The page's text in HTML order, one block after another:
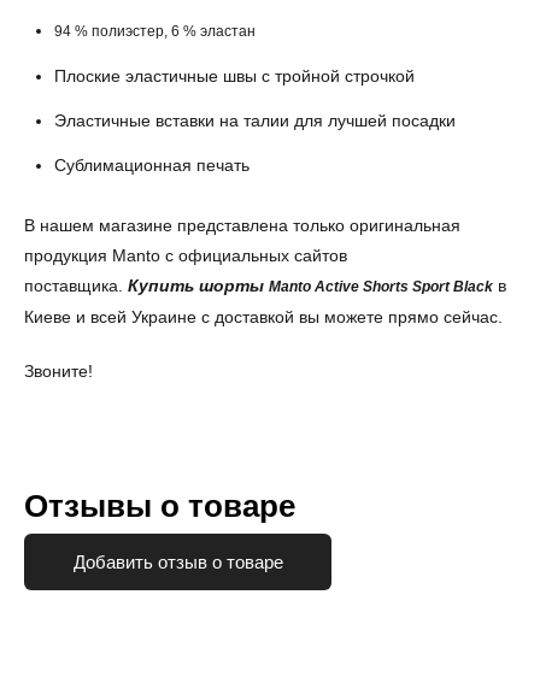
94 % полиэстер, 6 % эластан
Плоские эластичные швы с тройной строчкой
Эластичные вставки на талии для лучшей посадки
Сублимационная печать
В нашем магазине представлена только оригинальная
продукция Manto с официальных сайтов
поставщика. Купить шорты Manto Active Shorts Sport Black в
Киеве и всей Украине с доставкой вы можете прямо сейчас.
Звоните!
Отзывы о товаре
Добавить отзыв о товаре